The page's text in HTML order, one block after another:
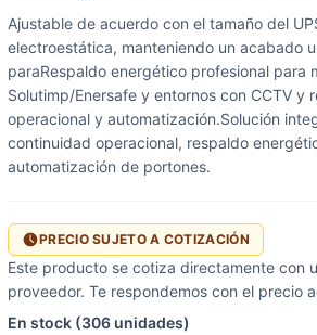
Ajustable de acuerdo con el tamaño del
electroestática, manteniendo un acabado
paraRespaldo energético profesional para
Solutimp/Enersafe y entornos con CCTV y
operacional y automatización.Solución
continuidad operacional, respaldo
automatización de portones.
PRECIO SUJETO A COTIZACIÓN
Este producto se cotiza directamente con
proveedor. Te respondemos con el precio
En stock (306 unidades)